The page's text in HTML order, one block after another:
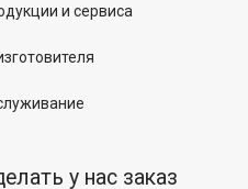
и сервиса
у нас заказ